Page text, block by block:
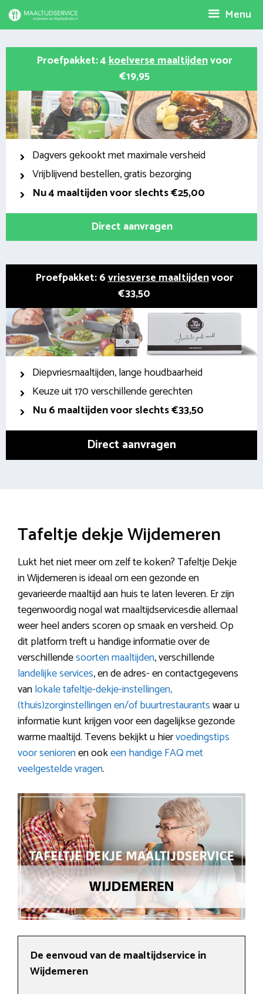
Spring
naar
Menu
Proefpakket: 4koelverse maaltijdenvoor
€19,95
Dagvers gekookt met maximale versheid
Vrijblijvend bestellen, gratis bezorging
Nu4 maaltijden voor slechts €25,00
Direct aanvragen
Proefpakket: 6vriesverse maaltijdenvoor
€33,50
Diepvriesmaaltijden, lange houdbaarheid
Keuze uit 170 verschillende gerechten
Nu 6 maaltijden voor slechts €33,50
Direct aanvragen
Tafeltje dekje Wijdemeren
Lukt het niet meer om zelf te koken? Tafeltje Dekje
in Wijdemeren is ideaal om een gezonde en
gevarieerde maaltijd aan huis te laten leveren. Er zijn
tegenwoordig nogal wat maaltijdservicesdie allemaal
weer heel anders scoren op smaak en versheid. Op
dit platform treft u handige informatie over de
verschillendesoorten maaltijden, verschillende
landelijke services, en de adres- en contactgegevens
vanlokale tafeltje-dekje-instellingen,
(thuis)zorginstellingen en/of buurtrestaurantswaar u
informatie kunt krijgen voor een dagelijkse gezonde
warme maaltijd. Tevens bekijkt u hiervoedingstips
voor seniorenen ookeen handige FAQ met
veelgestelde vragen.
De eenvoud van de maaltijdservice in
Wijdemeren